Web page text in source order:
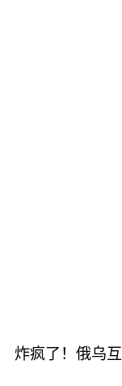
炸疯了！俄乌